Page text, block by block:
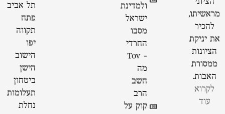
הציוני
מראשיתו,
להכיר
את יניקת
הציונות
ממסורת
האבות.
לקרוא
עוד
ולמדינת
ישראל
מסבו
החרדי
- Tov
מה
חשב
הרב
קוק על
תל אביב
פתח
תקווה
יפו
הישוב
הישן
ביטחון
תעלומות
נחלת